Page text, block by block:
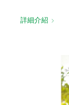
詳細介紹